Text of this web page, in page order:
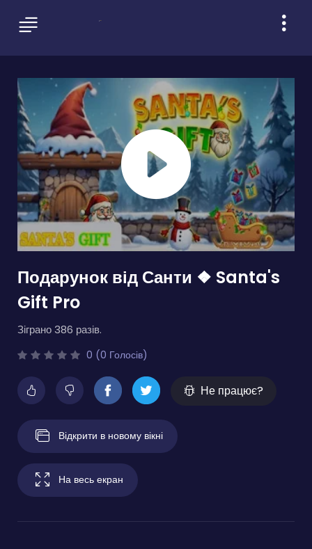
Подарунок від Санти ❖ Santa's
Gift Pro
Зіграно 386 разів.
0 (0 Голосів)
Не працює?
Відкрити в новому вікні
На весь екран